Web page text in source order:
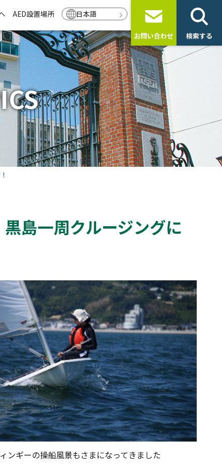
AED設置場所 日本語
お問い合わせ 検索する
島一周クルージングに
ンギーの操船風景もさまになってきました